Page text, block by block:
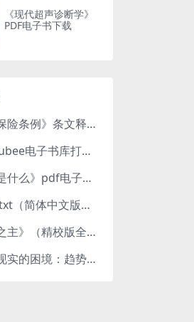
《现代超声诊断学》
PDF电子书下载
《工伤保险条例》条文释义及案例分析pdf下载
4TB epubee电子书库打包下载
《生命是什么》pdf电子书下载
《圣经.txt（简体中文版）》作者：基督教译者：中国基督教协会
《诡秘之主》（精校版全本）作者：爱潜水的乌贼txt
《突破现实的困境：趋势、禀赋与企业家的大战略》pdf图书下载